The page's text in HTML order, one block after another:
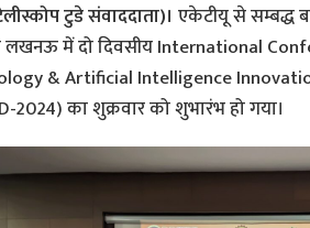
टुडे संवाददाता)। एकेटीयू से सम्बद्ध
लखनऊ में दो दिवसीय International
& Artificial Intelligence
2024) का शुक्रवार को शुभारंभ हो गया।